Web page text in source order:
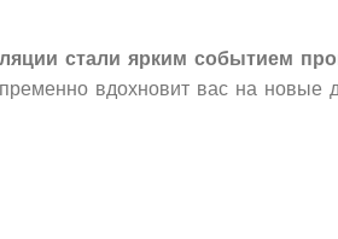
стали ярким событием
вдохновит вас на новые